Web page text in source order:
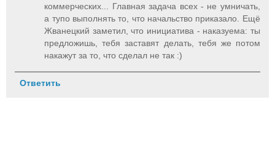
коммерческих... Главная задача всех - не умничать,
а тупо выполнять то, что начальство приказало. Ещё
Жванецкий заметил, что инициатива - наказуема: ты
предложишь, тебя заставят делать, тебя же потом
накажут за то, что сделал не так :)
Ответить